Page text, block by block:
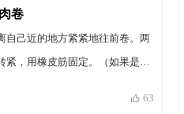
卷
自己近的地方紧紧地往前卷。两
紧，用橡皮筋固定。（如果是去
63